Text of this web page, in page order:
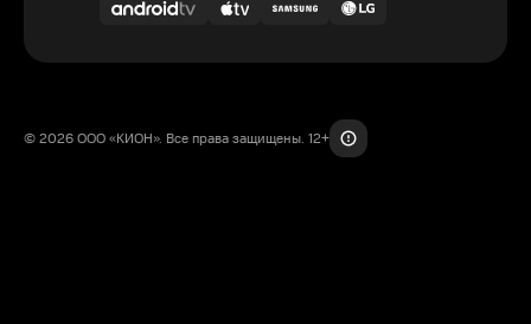
© 2026 ООО «КИОН». Все права защищены. 12+